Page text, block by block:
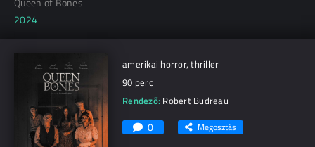
2024
amerikai horror, thriller
90 perc
Rendező: Robert Budreau
0 Megosztás